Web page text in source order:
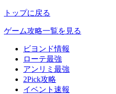
トップに戻る
ゲーム攻略一覧を見る
ビヨンド情報
ローテ最強
アンリミ最強
2Pick攻略
イベント速報